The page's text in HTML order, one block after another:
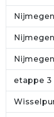
etappe 3